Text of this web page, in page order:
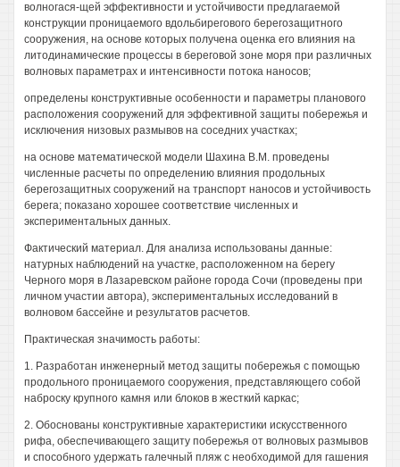
волногася-щей эффективности и устойчивости предлагаемой
конструкции проницаемого вдольбирегового берегозащитного
сооружения, на основе которых получена оценка его влияния на
литодинамические процессы в береговой зоне моря при различных
волновых параметрах и интенсивности потока наносов;
определены конструктивные особенности и параметры планового
расположения сооружений для эффективной защиты побережья и
исключения низовых размывов на соседних участках;
на основе математической модели Шахина В.М. проведены
численные расчеты по определению влияния продольных
берегозащитных сооружений на транспорт наносов и устойчивость
берега; показано хорошее соответствие численных и
экспериментальных данных.
Фактический материал. Для анализа использованы данные:
натурных наблюдений на участке, расположенном на берегу
Черного моря в Лазаревском районе города Сочи (проведены при
личном участии автора), экспериментальных исследований в
волновом бассейне и результатов расчетов.
Практическая значимость работы:
1. Разработан инженерный метод защиты побережья с помощью
продольного проницаемого сооружения, представляющего собой
наброску крупного камня или блоков в жесткий каркас;
2. Обоснованы конструктивные характеристики искусственного
рифа, обеспечивающего защиту побережья от волновых размывов
и способного удержать галечный пляж с необходимой для гашения